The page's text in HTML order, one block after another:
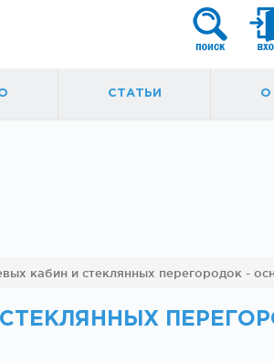
СТАТЬИ О
кабин и стеклянных перегородок -